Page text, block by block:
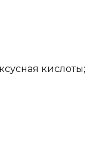
кислоты;